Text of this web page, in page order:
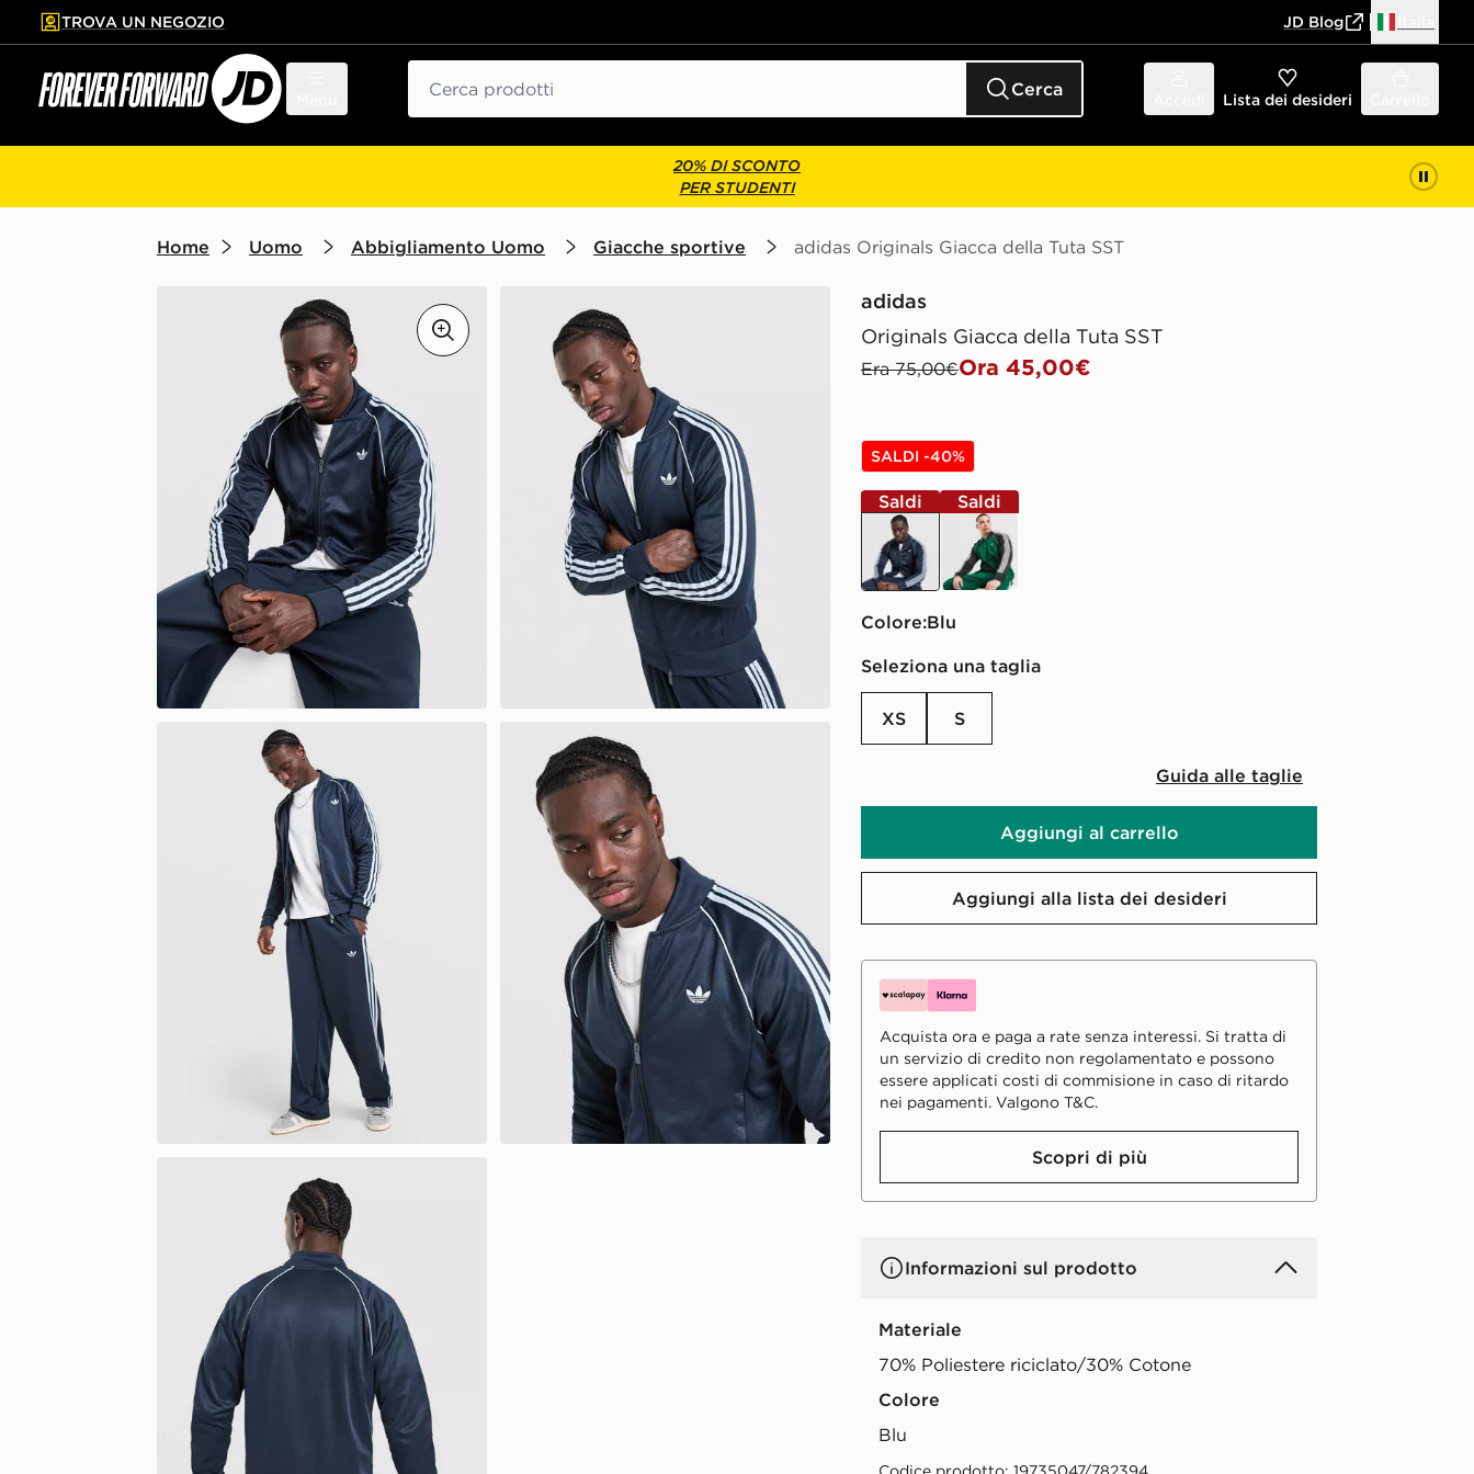
contenuto principale
a fondo pagina
TROVA UN NEGOZIO JD Blog
Cerca Lista dei desideri
20% DI SCONTO
PER STUDENTI
Home Uomo Abbigliamento Uomo Giacche sportive adidas Originals Giacca della Tuta SST
adidas
Originals Giacca della Tuta SST
Era 75,00€Ora 45,00€
SALDI -40%
Saldi
Saldi
Verde
Colore:
blu
Seleziona una taglia
XS S
Guida alle taglie
Aggiungi al carrello
Aggiungi alla lista dei desideri
Acquista ora e paga a rate senza interessi. Si tratta di
un servizio di credito non regolamentato e possono
essere applicati costi di commisione in caso di ritardo
nei pagamenti. Valgono T&C.
Scopri di più
Informazioni sul prodotto
Materiale
70% Poliestere riciclato/30% Cotone
Colore
blu